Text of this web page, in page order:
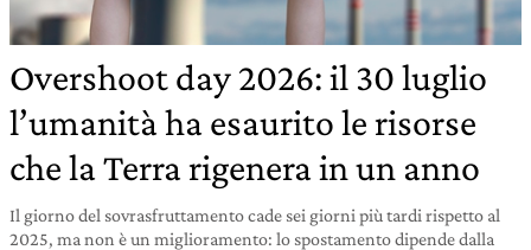
Overshoot day 2026: il 30 luglio
l’umanità ha esaurito le risorse
che la Terra rigenera in un anno
Il giorno del sovrasfruttamento cade sei giorni più tardi rispetto al
2025, ma non è un miglioramento: lo spostamento dipende dalla